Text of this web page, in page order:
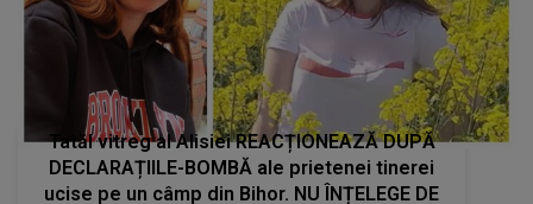
Tatăl vitreg al Alisiei REACȚIONEAZĂ DUPĂ
DECLARAȚIILE-BOMBĂ ale prietenei tinerei
ucise pe un câmp din Bihor. NU ÎNȚELEGE DE